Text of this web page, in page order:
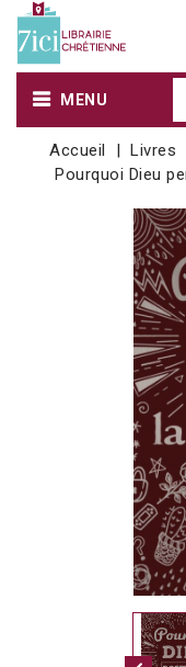
MENU
Accueil Livres
Pourquoi Dieu